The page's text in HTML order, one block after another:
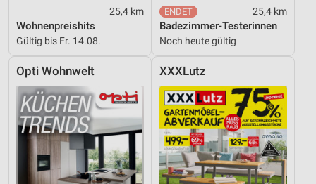
25,4 km
Wohnenpreishits
Gültig bis Fr. 14.08.
25,4 km
Badezimmer-Testerinnen
Noch heute gültig
Opti Wohnwelt XXXLutz
Partnerliste anzeigen (1 IAB-Anbieter)
Wir nutzen Ihre Daten für folgende Zwecke:
IAB-Verarbeitungszwecke:
Speichern von oder Zugriff auf Informationen
auf einem Endgerät
Verwendung reduzierter Daten zur Auswahl von
Werbeanzeigen
Erstellung von Profilen für personalisierte
Werbung